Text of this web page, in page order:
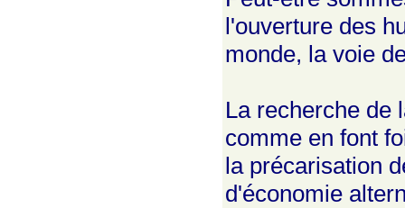
l'ouverture des
monde, la voie
La recherche de
comme en font
la précarisation
d'économie